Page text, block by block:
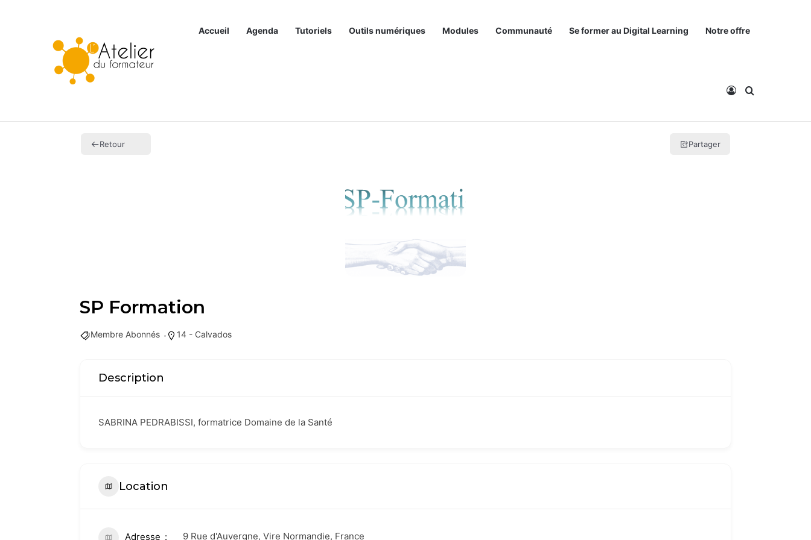
Accueil Agenda Tutoriels Outils numériques Modules Communauté Se former au Digital Learning Notre offre
Connexion
Rechercher
Retour Partager
SP Formation
Membre Abonnés 14 - Calvados
Description
SABRINA PEDRABISSI, formatrice Domaine de la Santé
Location
Adresse 9 Rue d'Auvergne, Vire Normandie, France